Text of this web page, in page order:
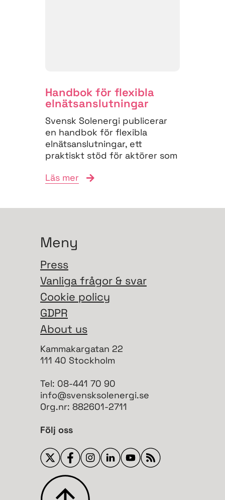
Handbok för flexibla
elnäts­anslutningar
Svensk Solenergi publicerar
en handbok för flexibla
elnätsanslutningar, ett
praktiskt stöd för aktörer som
anslutningsprocessen och
Läs mer
Meny
Press
Vanliga frågor & svar
Cookie policy
GDPR
About us
Kammakargatan 22
111 40 Stockholm
Tel: 08-441 70 90
info@svensksolenergi.se
Org.nr: 882601-2711
Följ oss